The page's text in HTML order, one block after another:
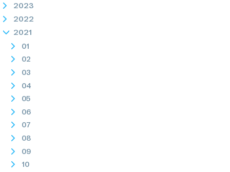
2023
2022
2021
01
02
03
04
05
06
07
08
09
10